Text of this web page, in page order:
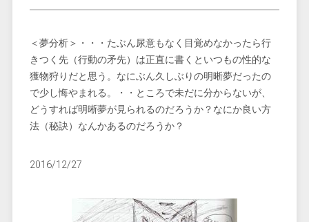
＜夢分析＞・・・たぶん尿意もなく目覚めなかったら行
きつく先（行動の矛先）は正直に書くといつもの性的な
獲物狩りだと思う。なにぶん久しぶりの明晰夢だったの
で少し悔やまれる。・・ところで未だに分からないが、
どうすれば明晰夢が見られるのだろうか？なにか良い方
法（秘訣）なんかあるのだろうか？
2016/12/27